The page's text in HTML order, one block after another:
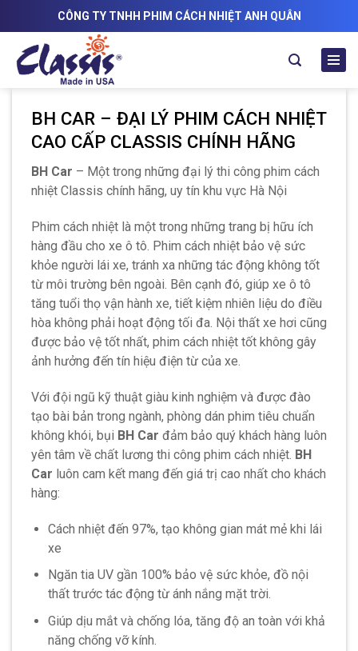
content
CÔNG TY TNHH PHIM CÁCH NHIỆT ANH QUÂN
BH CAR – ĐẠI LÝ PHIM CÁCH NHIỆT
CAO CẤP CLASSIS CHÍNH HÃNG
BH Car – Một trong những đại lý thi công phim cách
nhiệt Classis chính hãng, uy tín khu vực Hà Nội
Phim cách nhiệt là một trong những trang bị hữu ích
hàng đầu cho xe ô tô. Phim cách nhiệt bảo vệ sức
khỏe người lái xe, tránh xa những tác động không tốt
từ môi trường bên ngoài. Bên cạnh đó, giúp xe ô tô
tăng tuổi thọ vận hành xe, tiết kiệm nhiên liệu do điều
hòa không phải hoạt động tối đa. Nội thất xe hơi cũng
được bảo vệ tốt nhất, phim cách nhiệt tốt không gây
ảnh hưởng đến tín hiệu điện từ của xe.
Với đội ngũ kỹ thuật giàu kinh nghiệm và được đào
tạo bài bản trong ngành, phòng dán phim tiêu chuẩn
không khói, bụi BH Car đảm bảo quý khách hàng luôn
yên tâm về chất lương thi công phim cách nhiệt. BH
Car luôn cam kết mang đến giá trị cao nhất cho khách
hàng:
Cách nhiệt đến 97%, tạo không gian mát mẻ khi lái
xe
Ngăn tia UV gần 100% bảo vệ sức khỏe, đồ nội
thất trước tác động từ ánh nắng mặt trời.
Giúp dịu mắt và chống lóa, tăng độ an toàn với khả
năng chống vỡ kính.